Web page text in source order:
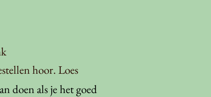
hoor. Loes
doen als je het goed